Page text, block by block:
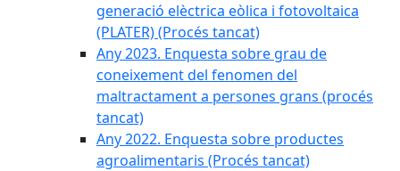
generació elèctrica eòlica i fotovoltaica
(PLATER) (Procés tancat)
Any 2023. Enquesta sobre grau de
coneixement del fenomen del
maltractament a persones grans (procés
tancat)
Any 2022. Enquesta sobre productes
agroalimentaris (Procés tancat)